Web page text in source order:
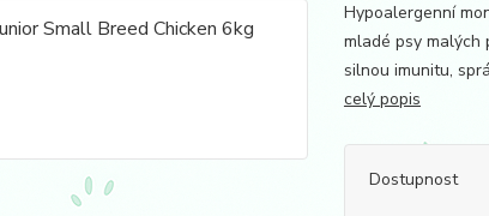
Hypoalergenní
mladé psy malých
silnou imunitu,
celý popis
Dostupnost